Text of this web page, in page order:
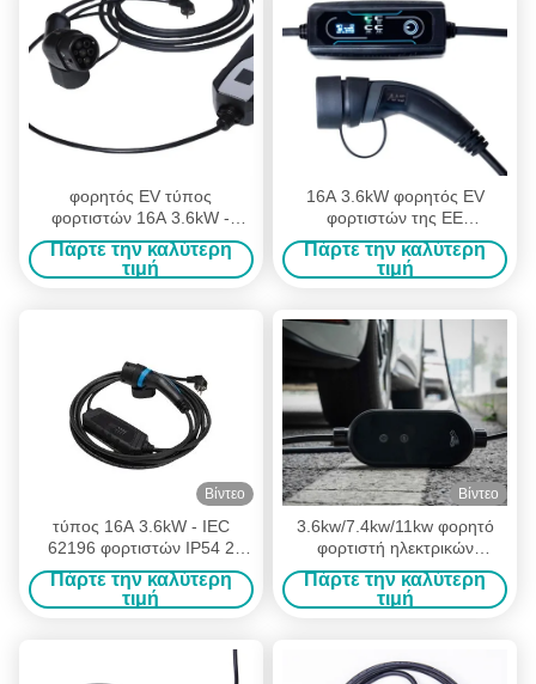
φορητός EV τύπος
φορτιστών 16A 3.6kW -
χρήση 2 σπιτιών με πέρα
από την τρέχουσα
προστασία
Πάρτε την καλύτερη
τιμή
16A 3.6kW φορητός EV
φορτιστών της ΕΕ
εξοπλισμός χρέωσης
οχημάτων τύπων ηλεκτρικός
Πάρτε την καλύτερη
τιμή
Βίντεο
τύπος 16A 3.6kW - IEC
62196 φορτιστών IP54 2
φορητό EV για το ηλεκτρικό
αυτοκίνητο
Πάρτε την καλύτερη
τιμή
Βίντεο
3.6kw/7.4kw/11kw φορητό
φορτιστή ηλεκτρικών
οχημάτων τύπου 2
Πάρτε την καλύτερη
τιμή